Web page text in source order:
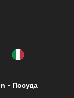
- Посуда